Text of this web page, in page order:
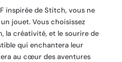
inspirée de Stitch, vous ne
jouet. Vous choisissez
la créativité, et le sourire de
qui enchantera leur
au cœur des aventures